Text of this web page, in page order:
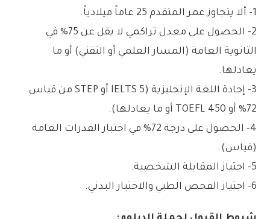
1- ألا يتجاوز عمر المتقدم 25 عاماً ميلادياً.
2- الحصول على معدل تراكمي لا يقل عن 75% في
الثانوية العامة (المسار العلمي أو التقني) أو ما
يعادلها.
3- إجادة اللغة الإنجليزية (IELTS 5 أو STEP من قياس
72% أو TOEFL 450 أو ما يعادلها).
4- الحصول على درجة 72% في اختبار القدرات العامة
(قياس).
5- اجتياز المقابلة الشخصية.
6- اجتياز الفحص الطبي والاختبار البدني.